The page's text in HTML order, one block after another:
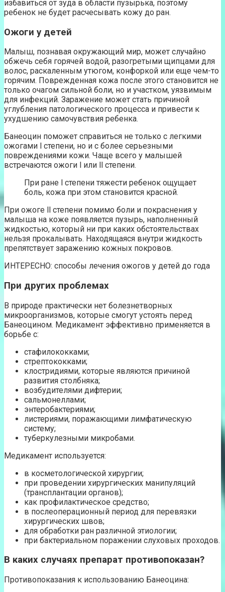
избавиться от зуда в области пузырька, поэтому
ребенок не будет расчесывать кожу до ран.
Ожоги у детей
Малыш, познавая окружающий мир, может случайно
обжечь себя горячей водой, разогретыми щипцами для
волос, раскаленным утюгом, конфоркой или еще чем-то
горячим. Поврежденная кожа после этого становится не
только очагом сильной боли, но и участком, уязвимым
для инфекций. Заражение может стать причиной
углубления патологического процесса и привести к
ухудшению самочувствия ребенка.
Банеоцин поможет справиться не только с легкими
ожогами l степени, но и с более серьезными
повреждениями кожи. Чаще всего у малышей
встречаются ожоги l или ll степени.
При ране l степени тяжести ребенок ощущает
боль, кожа при этом становится красной.
При ожоге ll степени помимо боли и покраснения у
малыша на коже появляется пузырь, наполненный
жидкостью, который ни при каких обстоятельствах
нельзя прокалывать. Находящаяся внутри жидкость
препятствует заражению кожных покровов.
ИНТЕРЕСНО: способы лечения ожогов у детей до года
При других проблемах
В природе практически нет болезнетворных
микроорганизмов, которые смогут устоять перед
Банеоцином. Медикамент эффективно применяется в
борьбе с:
стафилококками;
стрептококками;
клостридиями, которые являются причиной
развития столбняка;
возбудителями дифтерии;
сальмонеллами;
энтеробактериями;
листериями, поражающими лимфатическую
систему;
туберкулезными микробами.
Медикамент используется:
в косметологической хирургии;
при проведении хирургических манипуляций
(трансплантации органов);
как профилактическое средство;
в послеоперационный период для перевязки
хирургических швов;
для обработки ран различной этиологии;
при бактериальном поражении слуховых проходов.
В каких случаях препарат противопоказан?
Противопоказания к использованию Банеоцина: